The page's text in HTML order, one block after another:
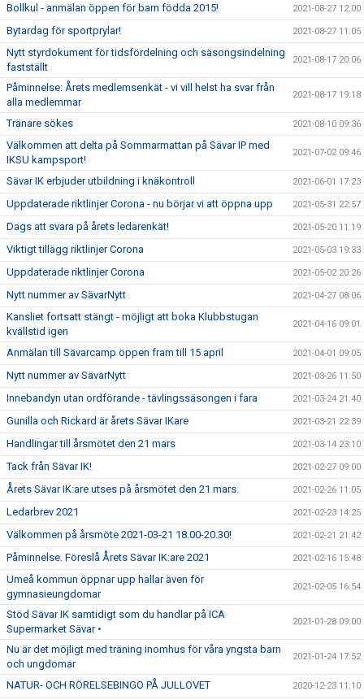
Bollkul - anmälan öppen för barn födda 2015! 2021-08-27 12:00
Bytardag för sportprylar! 2021-08-27 11:05
Nytt styrdokument för tidsfördelning och säsongsindelning
fastställt
2021-08-17 20:06
Påminnelse: Årets medlemsenkät - vi vill helst ha svar från
alla medlemmar
2021-08-17 19:18
Tränare sökes 2021-08-10 09:36
Välkommen att delta på Sommarmattan på Sävar IP med
IKSU kampsport!
2021-07-02 09:46
Sävar IK erbjuder utbildning i knäkontroll 2021-06-01 17:23
Uppdaterade riktlinjer Corona - nu börjar vi att öppna upp 2021-05-31 22:57
Dags att svara på årets ledarenkät! 2021-05-20 11:19
Viktigt tillägg riktlinjer Corona 2021-05-03 19:33
Uppdaterade riktlinjer Corona 2021-05-02 20:26
Nytt nummer av SävarNytt 2021-04-27 08:06
Kansliet fortsatt stängt - möjligt att boka Klubbstugan
kvällstid igen
2021-04-16 09:01
Anmälan till Sävarcamp öppen fram till 15 april 2021-04-01 09:05
Nytt nummer av SävarNytt 2021-03-26 11:50
Innebandyn utan ordförande - tävlingssäsongen i fara 2021-03-24 21:40
Gunilla och Rickard är årets Sävar IKare 2021-03-21 22:39
Handlingar till årsmötet den 21 mars 2021-03-14 23:10
Tack från Sävar IK! 2021-02-27 09:00
Årets Sävar IK:are utses på årsmötet den 21 mars. 2021-02-26 11:05
Ledarbrev 2021 2021-02-23 14:25
Välkommen på årsmöte 2021-03-21 18.00-20.30! 2021-02-21 21:42
Påminnelse. Föreslå Årets Sävar IK:are 2021 2021-02-16 15:48
Umeå kommun öppnar upp hallar även för
gymnasieungdomar
2021-02-05 16:54
Stöd Sävar IK samtidigt som du handlar på ICA
Supermarket Sävar •
2021-01-28 09:00
Nu är det möjligt med träning inomhus för våra yngsta barn
och ungdomar
2021-01-24 17:52
NATUR- OCH RÖRELSEBINGO PÅ JULLOVET 2020-12-23 11:10